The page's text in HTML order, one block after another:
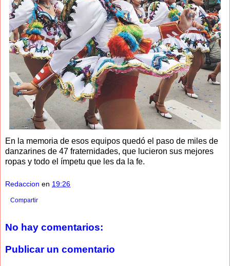
En la memoria de esos equipos quedó el paso de miles de
danzarines de 47 fraternidades, que lucieron sus mejores
ropas y todo el ímpetu que les da la fe.
Redaccion en 19:26
Compartir
No hay comentarios:
Publicar un comentario